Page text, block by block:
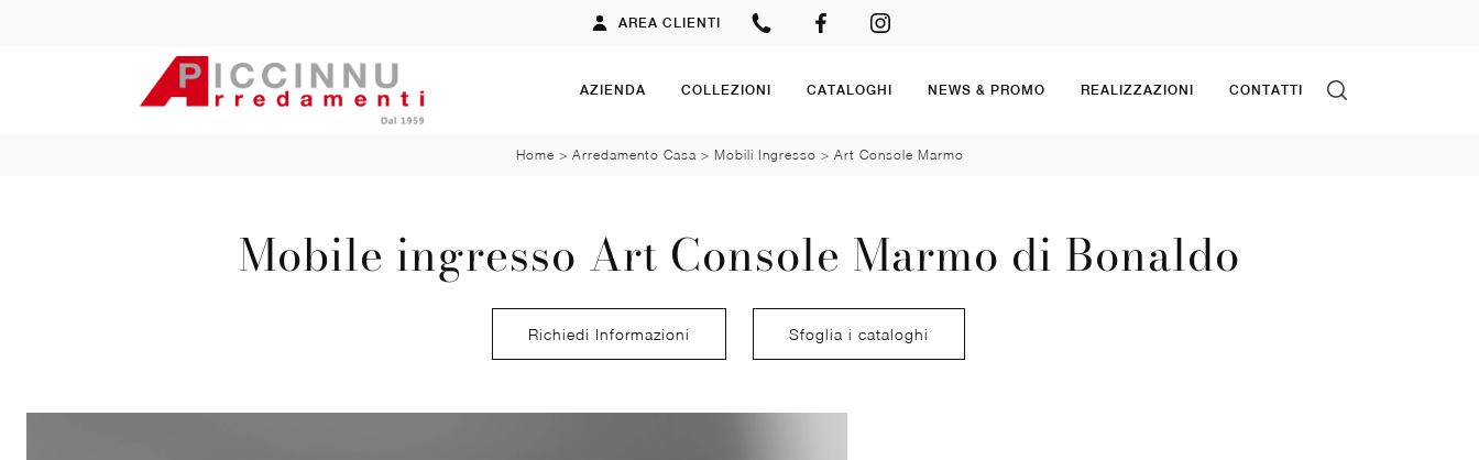
AREA CLIENTI
AZIENDA COLLEZIONI CATALOGHI NEWS & PROMO REALIZZAZIONI CONTATTI
Home > Arredamento Casa > Mobili Ingresso > Art Console Marmo
Mobile ingresso Art Console Marmo di Bonaldo
Richiedi Informazioni Sfoglia i cataloghi